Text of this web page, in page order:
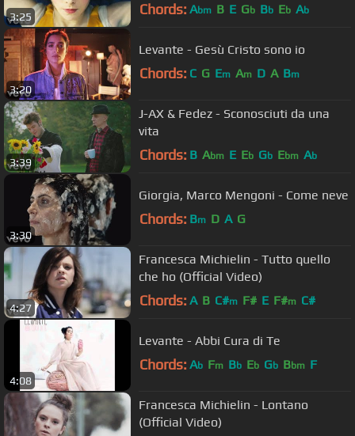
3:25 Chords: Abm B E Gb Bb Eb Ab
3:20
Levante - Gesù Cristo sono io
Chords: C G Em Am D A Bm
3:39
J-AX & Fedez - Sconosciuti da una
vita
Chords: B Abm E Eb Gb Ebm Ab
3:30
Giorgia, Marco Mengoni - Come neve
Chords: Bm D A G
4:27
Francesca Michielin - Tutto quello
che ho (Official Video)
Chords: A B C#m F# E F#m C#
4:08
Levante - Abbi Cura di Te
Chords: Ab Fm Bb Eb Gb Bbm F
Francesca Michielin - Lontano
(Official Video)